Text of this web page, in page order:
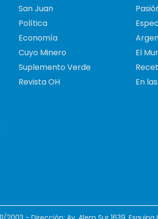
San Juan
Política
Economía
Cuyo Minero
Suplemento Verde
Revista OH
El
En